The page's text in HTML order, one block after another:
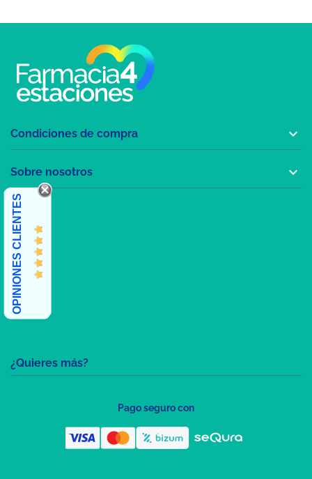
¿Quieres más?
Condiciones de compra 
Sobre nosotros 
OPINIONES CLIENTES
Pago seguro con